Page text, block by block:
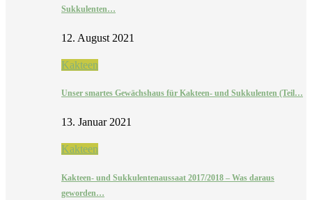
Sukkulenten…
12. August 2021
Kakteen
Unser smartes Gewächshaus für Kakteen- und Sukkulenten (Teil…
13. Januar 2021
Kakteen
Kakteen- und Sukkulentenaussaat 2017/2018 – Was daraus
geworden…